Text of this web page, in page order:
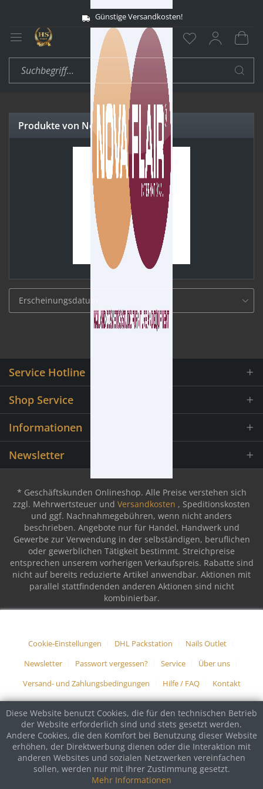
Günstige Versandkosten!
Produkte von Nova Flair
Service Hotline
Shop Service
Informationen
Newsletter
* Geschäftskunden Onlineshop. Alle Preise verstehen sich
zzgl. Mehrwertsteuer und Versandkosten , Speditionskosten
und ggf. Nachnahmegebühren, wenn nicht anders
beschrieben. Angebote nur für Handel, Handwerk und
Gewerbe zur Verwendung in der selbständigen, beruflichen
oder gewerblichen Tätigkeit bestimmt. Streichpreise
entsprechen unserem vorherigen Verkaufspreis. Rabatte sind
nicht auf bereits reduzierte Artikel anwendbar. Aktionen mit
parallel stattfindenden anderen Aktionen sind nicht
kombinierbar.
Cookie-Einstellungen DHL Packstation
Nails Outlet
Newsletter
Passwort vergessen? Service
Über uns
Versand- und Zahlungsbedingungen
Hilfe / FAQ Kontakt
Diese Website benutzt Cookies, die für den technischen Betrieb
der Website erforderlich sind und stets gesetzt werden.
Andere Cookies, die den Komfort bei Benutzung dieser Website
erhöhen, der Direktwerbung dienen oder die Interaktion mit
anderen Websites und sozialen Netzwerken vereinfachen
sollen, werden nur mit Ihrer Zustimmung gesetzt.
Mehr Informationen